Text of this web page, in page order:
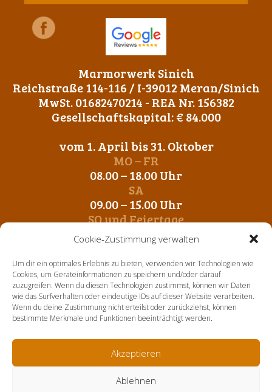
Cookie-Zustimmung verwalten
Um dir ein optimales Erlebnis zu bieten, verwenden wir Technologien wie
Cookies, um Geräteinformationen zu speichern und/oder darauf
zuzugreifen. Wenn du diesen Technologien zustimmst, können wir Daten
wie das Surfverhalten oder eindeutige IDs auf dieser Website verarbeiten.
Wenn du deine Zustimmung nicht erteilst oder zurückziehst, können
bestimmte Merkmale und Funktionen beeinträchtigt werden.
Akzeptieren
Ablehnen
Marmorwerk Sinich
Reichstraße 114-116 / I-39012 Meran/Sinich
MwSt. 01682470214 - REA Nr. 156382
Gesellschaftskapital: € 84.000
vom 1. April bis 31. Oktober
MO – FR
08.00 – 18.00 Uhr
SA
09.00 – 15.00 Uhr
SO und Feiertage
Geschlossen
vom 1. November bis 31. März
MO – FR
09.00 – 12.00 Uhr
14. 00 – 17.00 Uhr
SA-SO und Feiertage
Über uns Aktuelles
Kontakt